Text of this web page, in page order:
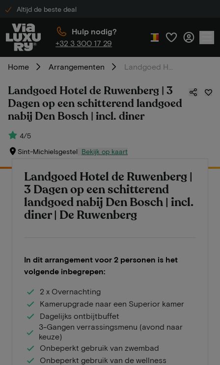
Altijd de beste deal
Hulp nodig?
+32 3 300 17 29
Home Arrangementen
Landgoed Hotel de Ruwenberg | 3
Dagen op een schitterend landgoed
nabij Den Bosch | incl. diner
4/5
Sint-Michielsgestel Bekijk op kaart
Landgoed Hotel de Ruwenberg |
3 Dagen op een schitterend
landgoed nabij Den Bosch | incl.
diner | De Ruwenberg
In dit arrangement voor 2 personen is het
volgende inbegrepen:
2 x Overnachting
Kamerupgrade naar een Superior kamer
Dagelijks ontbijtbuffet
3-Gangen verrassingsmenu (avond naar
keuze)
Onbeperkt gebruik van zwembad
Onbeperkt gebruik van de wellness